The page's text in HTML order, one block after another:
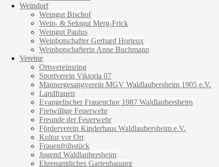
Weindorf
Weingut Bischof
Wein- & Sektgut Merg-Frick
Weingut Paulus
Weinbotschafter Gerhard Horteux
Weinbotschafterin Anne Buchmann
Vereine
Ortsvereinsring
Sportverein Viktoria 07
Männergesangverein MGV Waldlaubersheim 1905 e.V.
Landfrauen
Evangelischer Frauenchor 1987 Waldlaubersheim
Freiwillige Feuerwehr
Freunde der Feuerwehr
Förderverein Kinderhaus Waldlaubersheim e.V.
Kultur vor Ort
Frauenfrühstück
Jugend Waldlaubersheim
Ehrenamtliches Gartenbauamt